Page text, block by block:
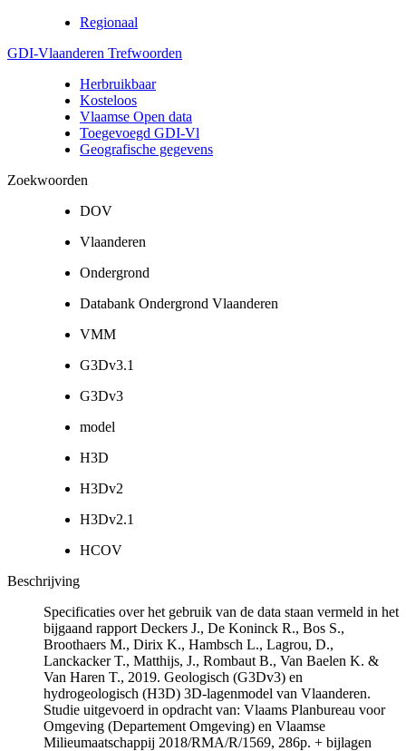
Regionaal
GDI-Vlaanderen Trefwoorden
Herbruikbaar
Kosteloos
Vlaamse Open data
Toegevoegd GDI-Vl
Geografische gegevens
Zoekwoorden
DOV
Vlaanderen
Ondergrond
Databank Ondergrond Vlaanderen
VMM
G3Dv3.1
G3Dv3
model
H3D
H3Dv2
H3Dv2.1
HCOV
Beschrijving
Specificaties over het gebruik van de data staan vermeld in het
bijgaand rapport Deckers J., De Koninck R., Bos S.,
Broothaers M., Dirix K., Hambsch L., Lagrou, D.,
Lanckacker T., Matthijs, J., Rombaut B., Van Baelen K. &
Van Haren T., 2019. Geologisch (G3Dv3) en
hydrogeologisch (H3D) 3D-lagenmodel van Vlaanderen.
Studie uitgevoerd in opdracht van: Vlaams Planbureau voor
Omgeving (Departement Omgeving) en Vlaamse
Milieumaatschappij 2018/RMA/R/1569, 286p. + bijlagen